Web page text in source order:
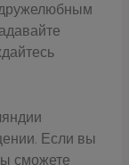
Если вы
сможете